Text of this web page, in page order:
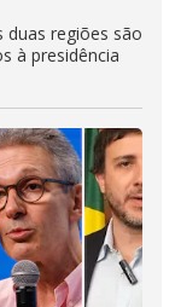
regiões são
à presidência